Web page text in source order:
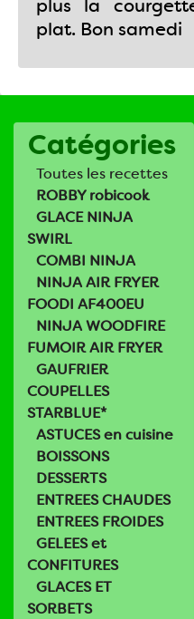
Catégories
Toutes les recettes
ROBBY robicook
GLACE NINJA
SWIRL
COMBI NINJA
NINJA AIR FRYER
FOODI AF400EU
NINJA WOODFIRE
FUMOIR AIR FRYER
GAUFRIER
COUPELLES
STARBLUE*
ASTUCES en cuisine
BOISSONS
DESSERTS
ENTREES CHAUDES
ENTREES FROIDES
GELEES et
CONFITURES
GLACES ET
SORBETS
plus la
plat. Bon samedi